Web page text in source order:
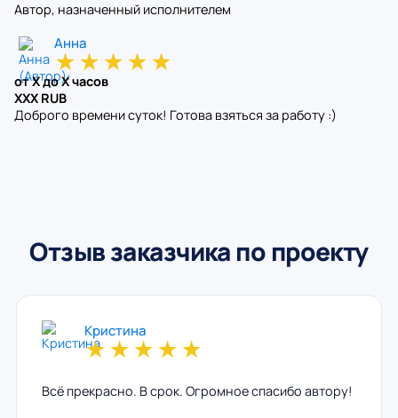
Автор, назначенный исполнителем
Анна
★★★★★
от X до X часов
XXX RUB
Доброго времени суток! Готова взяться за работу :)
Отзыв заказчика по проекту
Кристина
★★★★★
Всё прекрасно. В срок. Огромное спасибо автору!